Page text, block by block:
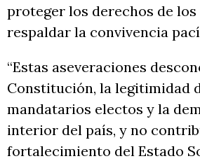
proteger los derechos de
respaldar la convivencia
“Estas aseveraciones
Constitución, la legitimidad
mandatarios electos y la
interior del país, y no
fortalecimiento del Estado